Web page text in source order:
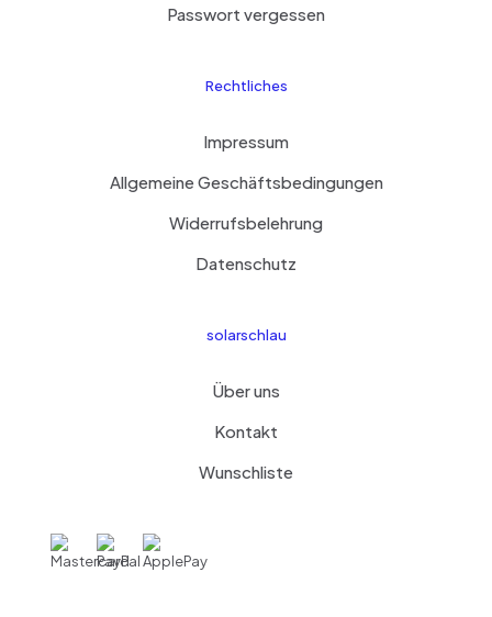
Passwort vergessen
Rechtliches
Impressum
Allgemeine Geschäftsbedingungen
Widerrufsbelehrung
Datenschutz
solarschlau
Über uns
Kontakt
Wunschliste